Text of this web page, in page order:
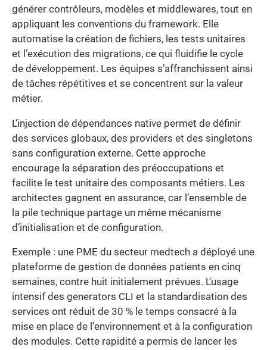
générer contrôleurs, modèles et middlewares, tout en
appliquant les conventions du framework. Elle
automatise la création de fichiers, les tests unitaires
et l’exécution des migrations, ce qui fluidifie le cycle
de développement. Les équipes s’affranchissent ainsi
de tâches répétitives et se concentrent sur la valeur
métier.
L’injection de dépendances native permet de définir
des services globaux, des providers et des singletons
sans configuration externe. Cette approche
encourage la séparation des préoccupations et
facilite le test unitaire des composants métiers. Les
architectes gagnent en assurance, car l’ensemble de
la pile technique partage un même mécanisme
d’initialisation et de configuration.
Exemple : une PME du secteur medtech a déployé une
plateforme de gestion de données patients en cinq
semaines, contre huit initialement prévues. L’usage
intensif des generators CLI et la standardisation des
services ont réduit de 30 % le temps consacré à la
mise en place de l’environnement et à la configuration
des modules. Cette rapidité a permis de lancer les